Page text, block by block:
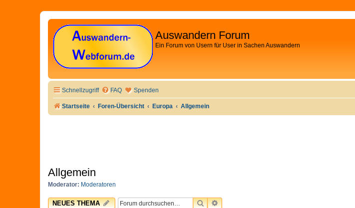
Auswandern Forum
Ein Forum von Usern für User in Sachen Auswandern
Schnellzugriff FAQ Spenden
Startseite Foren-Übersicht Europa Allgemein
Allgemein
Moderator: Moderatoren
NEUES THEMA SUCHEERWEITERTE SUCHE